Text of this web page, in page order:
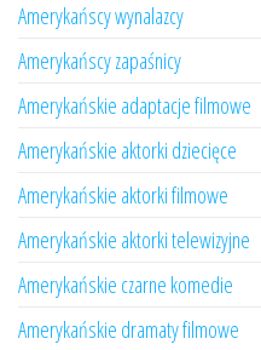
Amerykańscy wynalazcy
Amerykańscy zapaśnicy
Amerykańskie adaptacje filmowe
Amerykańskie aktorki dziecięce
Amerykańskie aktorki filmowe
Amerykańskie aktorki telewizyjne
Amerykańskie czarne komedie
Amerykańskie dramaty filmowe